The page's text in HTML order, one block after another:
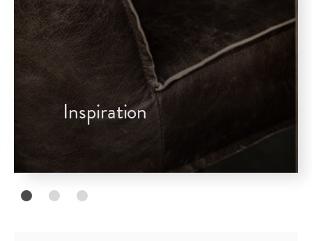
Inspiration